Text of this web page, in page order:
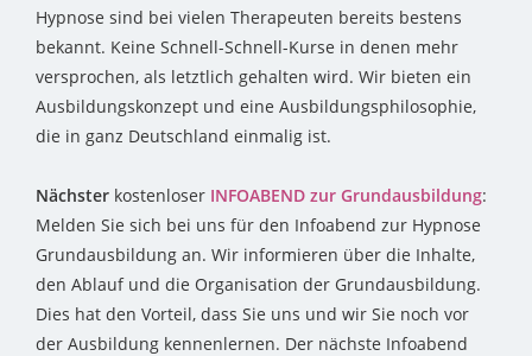
Hypnose sind bei vielen Therapeuten bereits bestens
bekannt. Keine Schnell-Schnell-Kurse in denen mehr
versprochen, als letztlich gehalten wird. Wir bieten ein
Ausbildungskonzept und eine Ausbildungsphilosophie,
die in ganz Deutschland einmalig ist.
Nächster kostenloser INFOABEND zur Grundausbildung:
Melden Sie sich bei uns für den Infoabend zur Hypnose
Grundausbildung an. Wir informieren über die Inhalte,
den Ablauf und die Organisation der Grundausbildung.
Dies hat den Vorteil, dass Sie uns und wir Sie noch vor
der Ausbildung kennenlernen. Der nächste Infoabend